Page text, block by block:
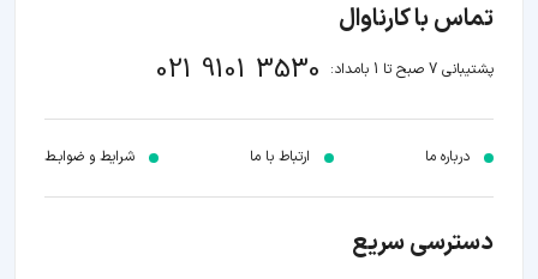
تماس با کارناوال
پشتیبانی 7 صبح تا 1 بامداد: 021 9101 3530
درباره ما ارتباط با ما شرایط و ضوابـط
دسترسی سریع